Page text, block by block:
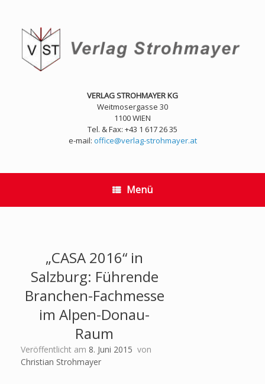
springen
VERLAG STROHMAYER KG
Weitmosergasse 30
1100 WIEN
Tel. & Fax: +43 1 617 26 35
e-mail: office@verlag-strohmayer.at
Menü
„CASA 2016“ in
Salzburg: Führende
Branchen-Fachmesse
im Alpen-Donau-
Raum
Veröffentlicht am 8. Juni 2015 von
Christian Strohmayer